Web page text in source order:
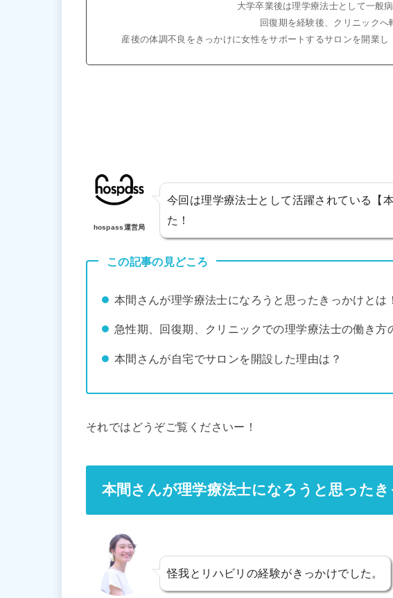
大学卒業後は理学療法士として一般病
回復期を経験後、クリニックへ
産後の体調不良をきっかけに女性をサポートするサロンを開業し
hospass運営局
今回は理学療法士として活躍されている【
た！
この記事の見どころ
本間さんが理学療法士になろうと思ったきっかけとは
急性期、回復期、クリニックでの理学療法士の働き方
本間さんが自宅でサロンを開設した理由は？
それではどうぞご覧くださいー！
本間さんが理学療法士になろうと思った
怪我とリハビリの経験がきっかけでした。